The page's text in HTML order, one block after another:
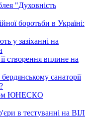
"Духовність
боротьби в Україні:
у зазіханні на
створення вплине на
санаторії
ЮНЕСКО
в тестуванні на ВІЛ